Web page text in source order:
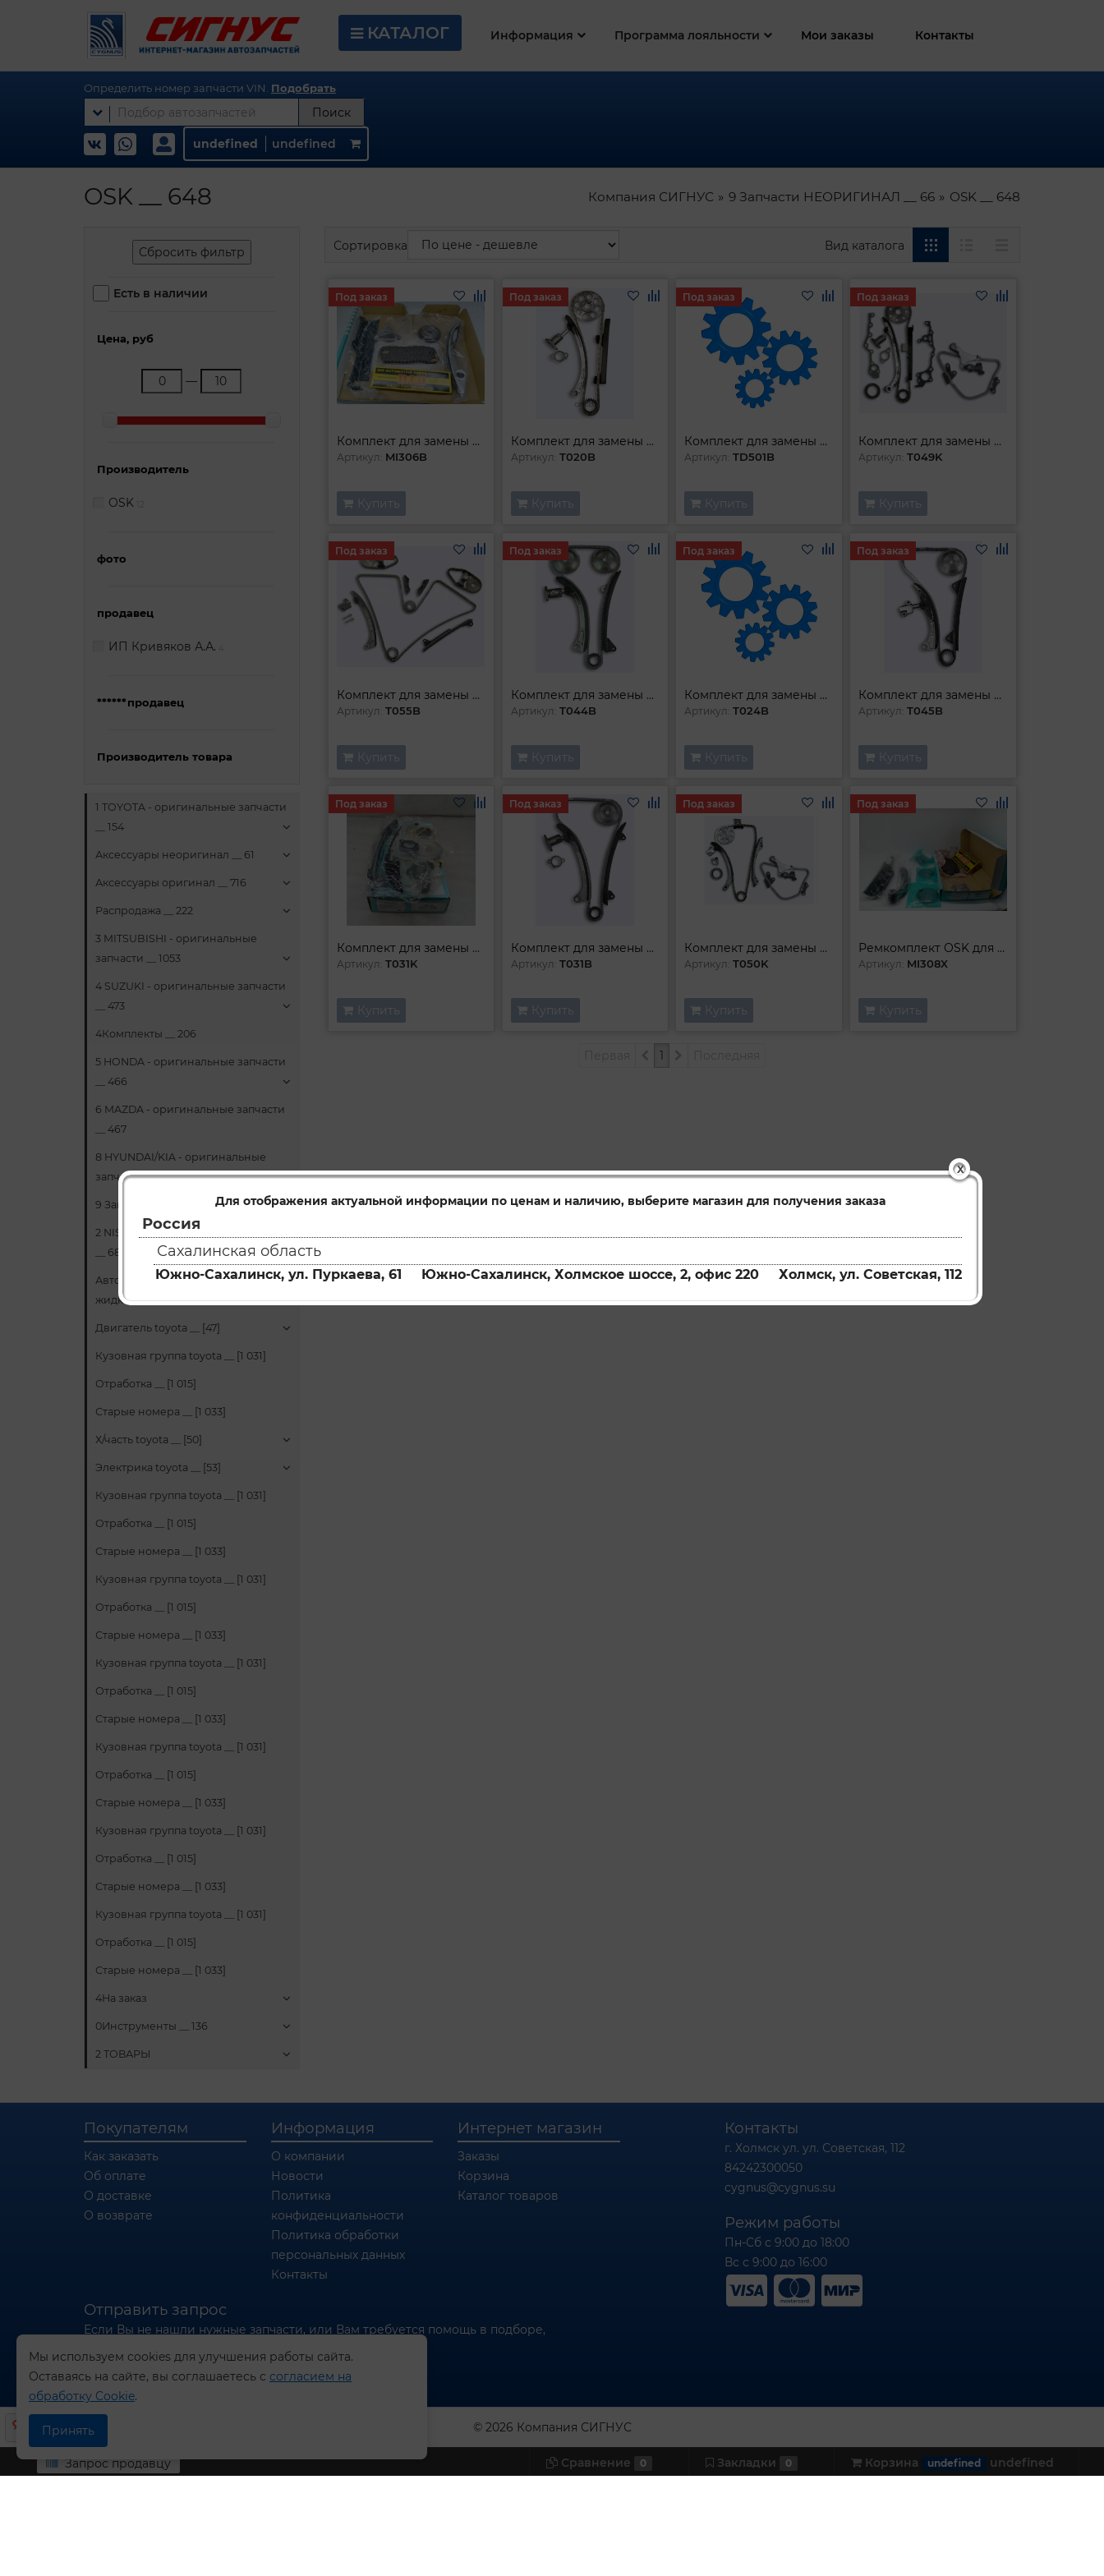
X
Для отображения актуальной информации по ценам и наличию, выберите магазин для получения заказа
Россия
Сахалинская область
Южно-Сахалинск, ул. Пуркаева, 61 Южно-Сахалинск, Холмское шоссе, 2, офис 220 Холмск, ул. Советская, 112
КАТАЛОГ Информация Программа лояльности Мои заказы Контакты
Определить номер запчасти VIN. Подобрать
Поиск
undefined undefined
OSK __ 648 Компания СИГНУС 9 Запчасти НЕОРИГИНАЛ __ 66 OSK __ 648
Сбросить фильтр
Есть в наличии
Цена, руб
—
Производитель
OSK
фото
продавец
ИП Кривяков А.А.
******продавец
Производитель товара
1 TOYOTA - оригинальные запчасти
__ 154
Аксессуары неоригинал __ 61
Аксессуары оригинал __ 716
Распродажа __ 222
3 MITSUBISHI - оригинальные
запчасти __ 1053
4 SUZUKI - оригинальные запчасти
__ 473
4Комплекты __ 206
5 HONDA - оригинальные запчасти
__ 466
6 MAZDA - оригинальные запчасти
__ 467
8 HYUNDAI/KIA - оригинальные
запчасти __ 24
9 Запчасти НЕОРИГИНАЛ __ 66
2 NISSAN - оригинальные запчасти
__ 681
Автомасла и технические
жидкости __ 130
Двигатель toyota __ [47]
Кузовная группа toyota __ [1 031]
Отработка __ [1 015]
Старые номера __ [1 033]
Х/часть toyota __ [50]
Электрика toyota __ [53]
Кузовная группа toyota __ [1 031]
Отработка __ [1 015]
Старые номера __ [1 033]
Кузовная группа toyota __ [1 031]
Отработка __ [1 015]
Старые номера __ [1 033]
Кузовная группа toyota __ [1 031]
Отработка __ [1 015]
Старые номера __ [1 033]
Кузовная группа toyota __ [1 031]
Отработка __ [1 015]
Старые номера __ [1 033]
Кузовная группа toyota __ [1 031]
Отработка __ [1 015]
Старые номера __ [1 033]
Кузовная группа toyota __ [1 031]
Отработка __ [1 015]
Старые номера __ [1 033]
4На заказ
0Инструменты __ 136
2 ТОВАРЫ
Сортировка Вид каталога
Комплект для замены цепи
Артикул: MI306B
Под заказ
Купить
Комплект для замены цепи
Артикул: T020B
Под заказ
Купить
Комплект для замены цепи
Артикул:TD501B
Под заказ
Купить
Комплект для замены цепи
Артикул:T049K
Под заказ
Купить
Комплект для замены цепи
Артикул: T055B
Под заказ
Купить
Комплект для замены цепи
Артикул: T044B
Под заказ
Купить
Комплект для замены цепи ГРМ
Артикул:T024B
Под заказ
Купить
Комплект для замены цепи
Артикул:T045B
Под заказ
Купить
Комплект для замены цепи
Артикул: T031K
Под заказ
Купить
Комплект для замены цепи
Артикул: T031B
Под заказ
Купить
Комплект для замены цепи
Артикул:T050K
Под заказ
Купить
Ремкомплект OSK для замены цепи ГРМ
Артикул: MI308X
Под заказ
Купить
1
Покупателям
Как заказать
Об оплате
О доставке
О возврате
Информация
О компании
Новости
Политика
конфиденциальности
Политика обработки
персональных данных
Контакты
Интернет магазин
Заказы
Корзина
Каталог товаров
Отправить запрос
Если Вы не нашли нужные запчасти, или Вам требуется помощь в подборе,
отправьте нам запрос - мы Вам поможем
Отправить запрос продавцу
Контакты
г. Холмск ул. ул. Советская, 112
84242300050
cygnus@cygnus.su
Режим работы
Пн-Сб с 9:00 до 18:00
Вс с 9:00 до 16:00
© 2026 Компания СИГНУС
Запрос продавцу Сравнение 0 Закладки 0 Корзина undefined undefined
Мы используем cookies для улучшения работы сайта.
Оставаясь на сайте, вы соглашаетесь с согласием на
обработку Cookie.
Принять